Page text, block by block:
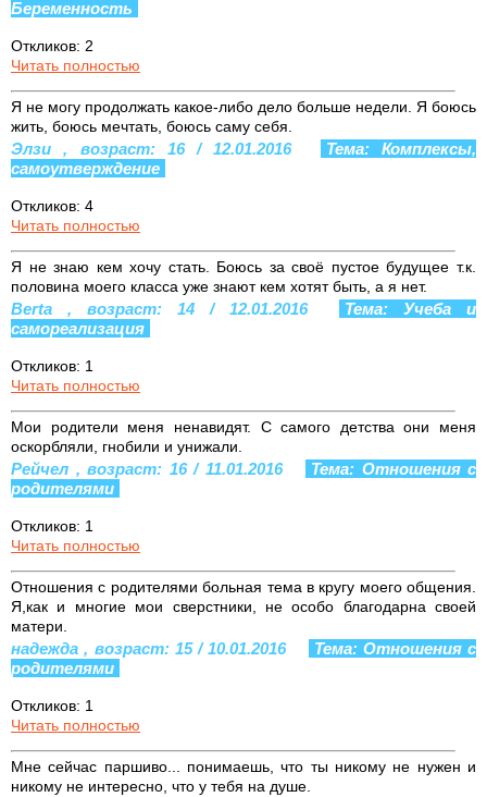
Беременность
Откликов: 2
Читать полностью
Я не могу продолжать какое-либо дело больше недели. Я боюсь
жить, боюсь мечтать, боюсь саму себя.
Элзи , возраст: 16 / 12.01.2016
Тема: Комплексы,
самоутверждение
Откликов: 4
Читать полностью
Я не знаю кем хочу стать. Боюсь за своё пустое будущее т.к.
половина моего класса уже знают кем хотят быть, а я нет.
Berta , возраст: 14 / 12.01.2016
Тема: Учеба и
самореализация
Откликов: 1
Читать полностью
Мои родители меня ненавидят. С самого детства они меня
оскорбляли, гнобили и унижали.
Рейчел , возраст: 16 / 11.01.2016
Тема: Отношения с
родителями
Откликов: 1
Читать полностью
Отношения с родителями больная тема в кругу моего общения.
Я,как и многие мои сверстники, не особо благодарна своей
матери.
надежда , возраст: 15 / 10.01.2016
Тема: Отношения с
родителями
Откликов: 1
Читать полностью
Мне сейчас паршиво... понимаешь, что ты никому не нужен и
никому не интересно, что у тебя на душе.